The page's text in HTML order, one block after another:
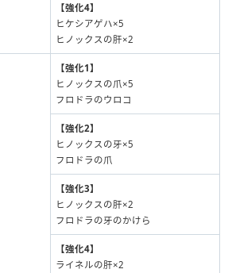
【強化4】
ヒケシアゲハ×5
ヒノックスの肝×2
【強化1】
ヒノックスの爪×5
フロドラのウロコ
【強化2】
ヒノックスの牙×5
フロドラの爪
【強化3】
ヒノックスの肝×2
フロドラの牙のかけら
【強化4】
ライネルの肝×2